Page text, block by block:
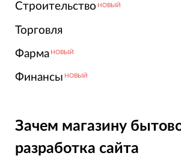
Строительство НОВЫЙ
Торговля
Фарма НОВЫЙ
Финансы НОВЫЙ
Зачем магазину
разработка сайта